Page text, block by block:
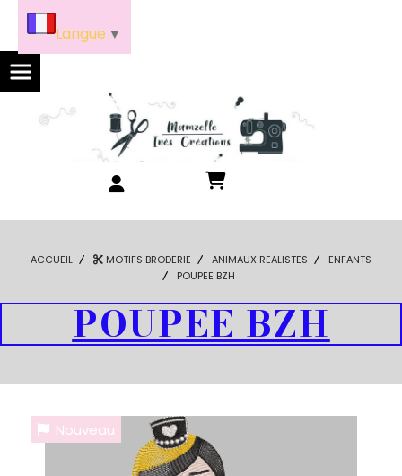
ACCUEIL MOTIFS BRODERIE ANIMAUX REALISTES
ENFANTS
POUPEE BZH
POUPEE BZH
Nouveau
Langue ▼